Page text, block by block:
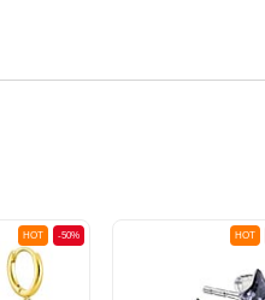
-50%
HOT HOT